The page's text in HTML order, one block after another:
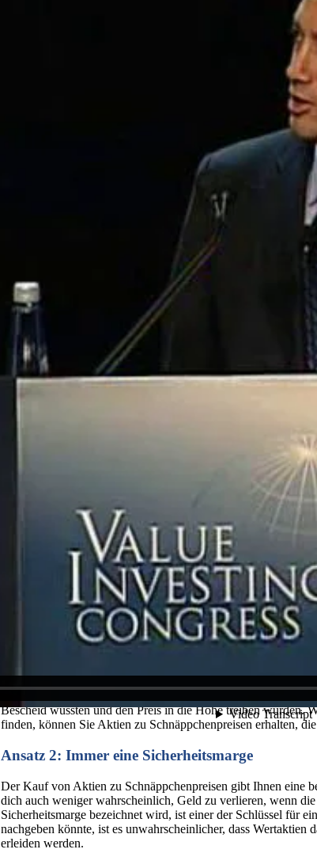
Warren Buffett, Peter Lynch und andere erfolgreiche
zu identifizieren. Durch die Lektüre von
falsch bewertet hat und die Rückführung in den
Jahresabschlüsse lesen und Finanzkennzahlen interpretieren
Value-Investoren sind bestrebt, von Marktüberreaktionen zu
Gewinnberichtes hervorgerufen werden. Am 4. Mai 2016
deutlichen Rückgang des After-Hour-Handels. Nach dem
Unternehmen nach der Veröffentlichung eines
erfüllt, sondern auch die Guidance für 2016 angehoben.
Das Unternehmen erwirtschaftete im ersten Quartal 2016
gleichen Zeitraum vor einem Jahr. Darüber hinaus erwartet
generiert werden, was über den von den Analysten
zu sein. Da Fitbit jedoch im ersten Quartal des Jahres stark
Vergleich zum Vorjahr. Dies ist alles, was ein
Preis sinken zu lassen. Ein Value-Investor schaut sich jedoch
Sicherheit handelt, die in Zukunft potenziell zunehmen wird.
So werden Sie zum Value Investor
etwas zu lesen und zu buchhalterisch tätig zu sein, haben,
Ansatz 1: Unternehmen haben einen
Das Grundkonzept der Value-Investition ist so einfach, dass
etwas kennst, du eine Menge Geld sparen kannst, wenn du es
Die meisten Leute wären sich einig, dass, ob man einen
wird, man den gleichen Fernseher mit der gleichen
müssen, ist, dass der Wert des Fernsehers nicht mit der Zeit
Der Aktienkurs des Unternehmens kann sich auch dann
durchlaufen Zeiträume mit einer immer höheren und
Viele versierte Shopper würden argumentieren, dass es
in den Verkauf gehen. Bestände funktionieren auf die gleiche
Fernsehern nicht zu vorhersehbaren Zeiten des Jahres wie
gegeben werden. Wenn sie es wären, wären die zum
Bescheid wüssten und den Preis in die Höhe treiben würden.
finden, können Sie Aktien zu Schnäppchenpreisen erhalten,
Ansatz 2: Immer eine Sicherheitsmarge
Der Kauf von Aktien zu Schnäppchenpreisen gibt Ihnen eine
dich auch weniger wahrscheinlich, Geld zu verlieren, wenn
Sicherheitsmarge bezeichnet wird, ist einer der Schlüssel für
nachgeben könnte, ist es unwahrscheinlicher, dass
erleiden werden.